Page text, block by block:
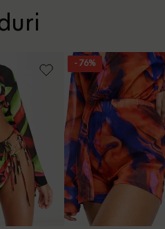
- 76%